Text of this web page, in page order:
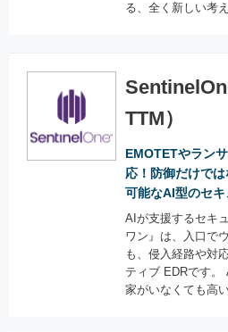
る、全く新しい考
TTM）
EMOTETやラン
応！防御だけで
可能なAI型のセキ
AIが支援するセキ
ワン』は、入口で
も、侵入経路や対
ティブ EDRです。
家がいなくても高